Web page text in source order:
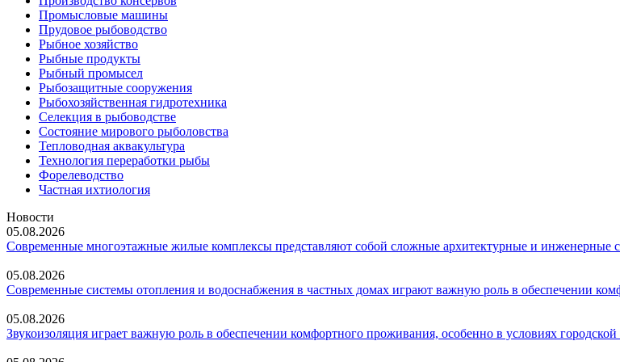
Промысловые машины
Прудовое рыбоводство
Рыбное хозяйство
Рыбные продукты
Рыбный промысел
Рыбозащитные сооружения
Рыбохозяйственная гидротехника
Селекция в рыбоводстве
Состояние мирового рыболовства
Тепловодная аквакультура
Технология переработки рыбы
Форелеводство
Частная ихтиология
Новости
05.08.2026
Современные многоэтажные жилые комплексы представляют собой сложные архитектурные и инженерные
05.08.2026
Современные системы отопления и водоснабжения в частных домах играют важную роль в обеспечении
05.08.2026
Звукоизоляция играет важную роль в обеспечении комфортного проживания, особенно в условиях